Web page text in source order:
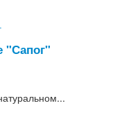
"Сапог"